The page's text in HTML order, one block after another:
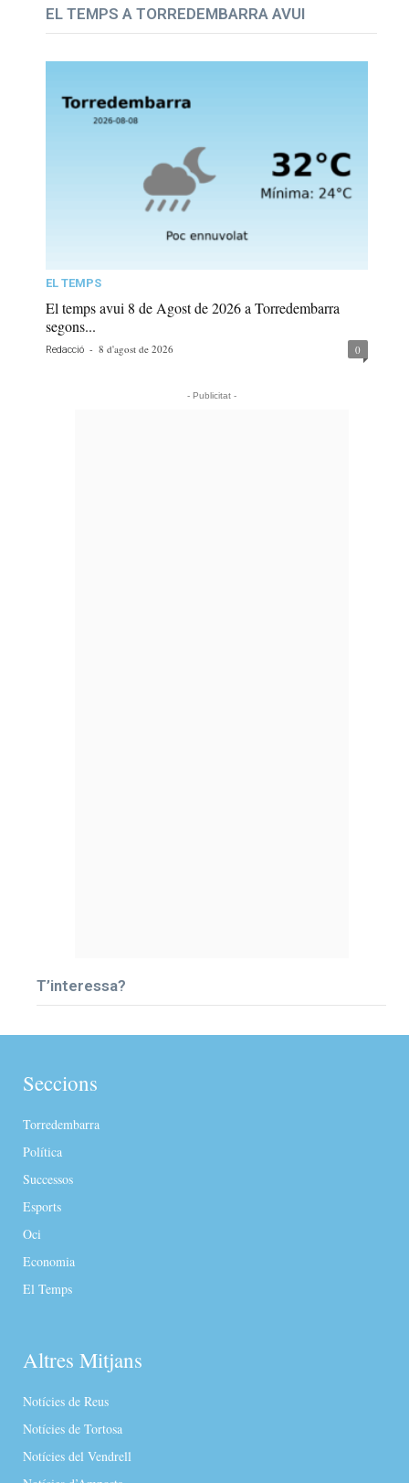
EL TEMPS A TORREDEMBARRA AVUI
EL TEMPS
El temps avui 8 de Agost de 2026 a Torredembarra
segons...
Redacció - 8 d'agost de 2026 0
- Publicitat -
T’interessa?
Seccions
Torredembarra
Política
Successos
Esports
Oci
Economia
El Temps
Altres Mitjans
Notícies de Reus
Notícies de Tortosa
Notícies del Vendrell